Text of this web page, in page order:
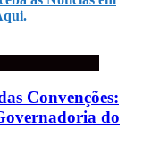
Convenções:
do